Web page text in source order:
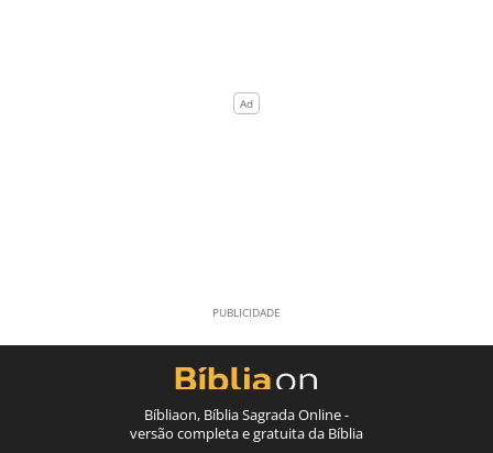
Bíbliaon, Bíblia Sagrada Online -
versão completa e gratuita da Bíblia